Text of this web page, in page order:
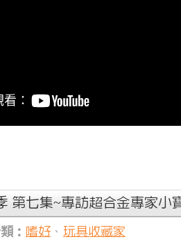
第七集~專訪超合金專家小
： 嗜好 、 玩具收藏家